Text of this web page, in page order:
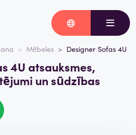
Mēbeles Designer Sofas 4U
4U atsauksmes,
un sūdzības